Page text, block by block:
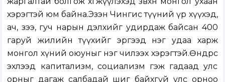
хэрэгтэй юм байна.Эзэн Чингис түүний үр хүүхэд,
ач, зээ, гуч нарын дэлхийг удирдаж байсан 400
гаруй жилийн түүхийг эргээд нэг удаа харж
монгол хүний оюуныг нэг чилээх хэрэгтэй.Өнөөдрөөс
эхлээд капитализм, социализм гэж гадаад улс
орныг дагаж салбадай шиг байхгүй улс орноо